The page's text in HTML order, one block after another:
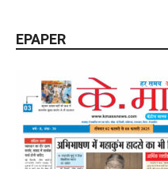
EPAPER